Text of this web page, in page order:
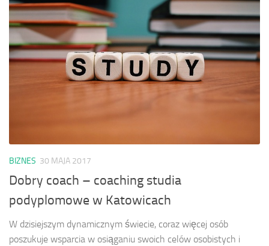
BIZNES 30 MAJA 2017
Dobry coach – coaching studia
podyplomowe w Katowicach
W dzisiejszym dynamicznym świecie, coraz więcej osób
poszukuje wsparcia w osiąganiu swoich celów osobistych i